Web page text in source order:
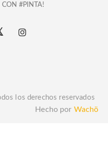
CON #PINTA!
los derechos reservados
Hecho por Wachö